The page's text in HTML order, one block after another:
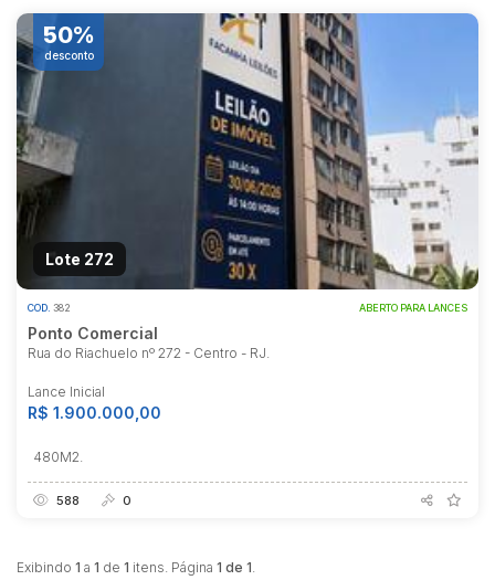
50%
desconto
Lote 272
COD. 382 ABERTO PARA LANCES
Ponto Comercial
Rua do Riachuelo nº 272 - Centro - RJ.
Lance Inicial
R$ 1.900.000,00
480M2.
588 0
Exibindo 1 a 1 de 1 itens. Página 1 de 1.